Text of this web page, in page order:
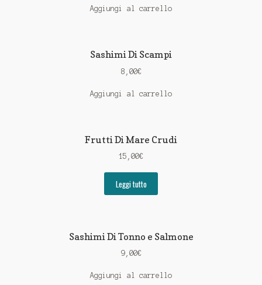
Aggiungi al carrello
Sashimi Di Scampi
8,00€
Aggiungi al carrello
Frutti Di Mare Crudi
15,00€
Leggi tutto
Sashimi Di Tonno e Salmone
9,00€
Aggiungi al carrello